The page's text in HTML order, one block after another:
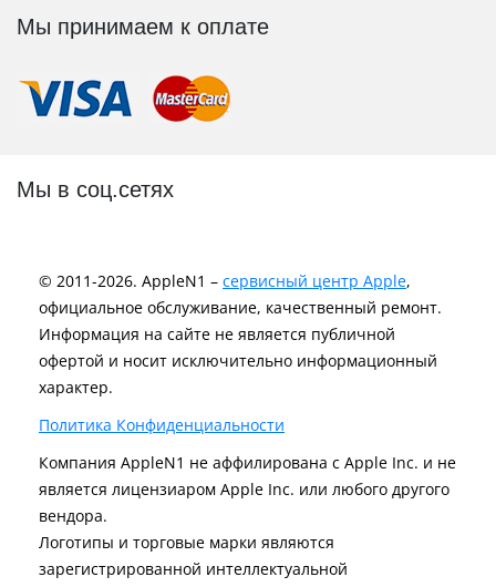
Мы принимаем к оплате
Мы в соц.сетях
© 2011-2026. AppleN1 – сервисный центр Apple,
официальное обслуживание, качественный ремонт.
Информация на сайте не является публичной
офертой и носит исключительно информационный
характер.
Политика Конфиденциальности
Компания AppleN1 не аффилирована c Apple Inc. и не
является лицензиаром Apple Inc. или любого другого
вендора.
Логотипы и торговые марки являются
зарегистрированной интеллектуальной